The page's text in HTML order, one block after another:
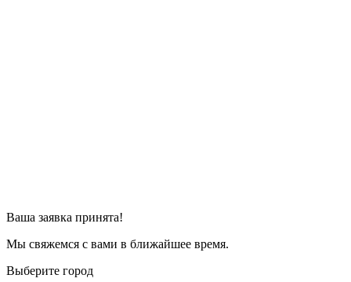
Ваша заявка принята!
Мы свяжемся с вами в ближайшее время.
Выберите город